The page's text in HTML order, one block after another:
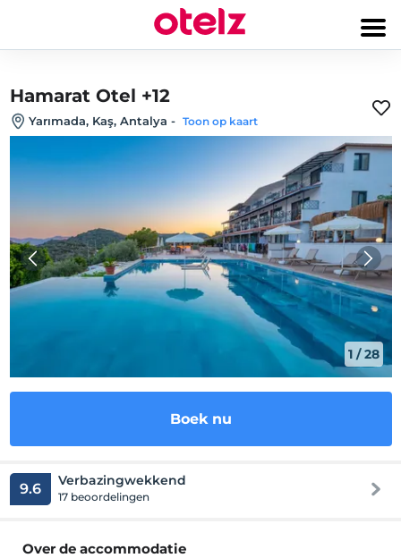
Hamarat Otel +12
Yarımada, Kaş, Antalya - Toon op kaart
1 /28
Boek nu
9.6 Verbazingwekkend
17 beoordelingen
Over de accommodatie